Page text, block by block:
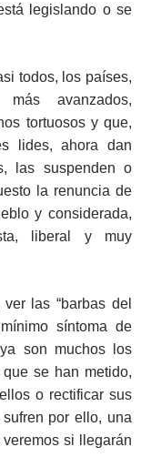
legislando o se
todos, los países,
avanzados,
tortuosos y que,
lides, ahora dan
las suspenden o
la renuncia de
y considerada,
liberal y muy
las “barbas del
síntoma de
son muchos los
se han metido,
o rectificar sus
por ello, una
si llegarán